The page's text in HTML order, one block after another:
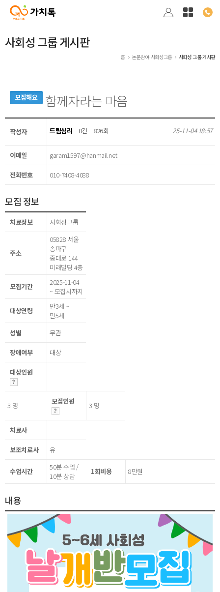
사회성 그룹 게시판
홈 논문참여·사회성그룹 사회성 그룹 게시판
모집해요 함께자라는 마음
작성자 드림심리 0건 826회 25-11-04 18:57
이메일 garam1597@hanmail.net
전화번호 010-7408-4088
모집 정보
치료정보 사회성그룹
주소
05828 서울
송파구
중대로 144
미래빌딩 4층
모집기간
2025-11-04
~ 모집시까지
대상연령
만3세 ~
만5세
성별
무관
장애여부 대상
대상인원
3 명 모집인원 3 명
치료사
보조치료사 유
수업시간
50분 수업 /
10분 상담
1회비용 8만원
내용